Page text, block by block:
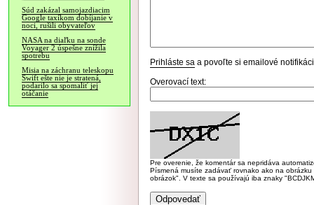
Súd zakázal samojazdiacim
Google taxíkom dobíjanie v
noci, rušili obyvateľov
NASA na diaľku na sonde
Voyager 2 úspešne znížila
spotrebu
Misia na záchranu teleskopu
Swift ešte nie je stratená,
podarilo sa spomaliť jej
otáčanie
Prihláste sa a povoľte si emailové
Overovací text:
Pre overenie, že komentár sa nepridáva
Písmená musíte zadávať rovnako ako na
obrázok". V texte sa používajú iba znaky